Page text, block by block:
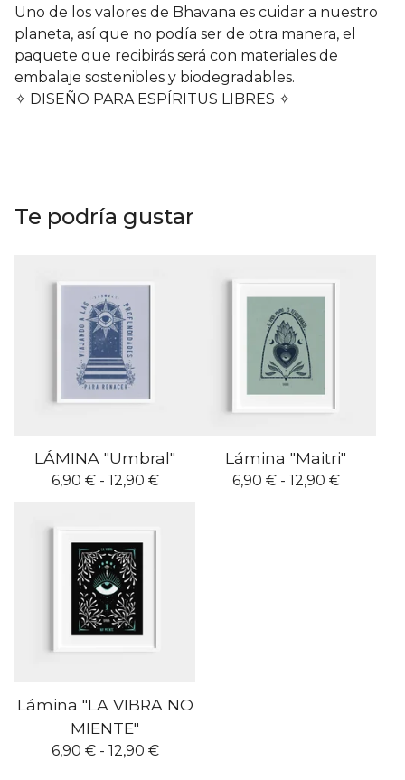
Uno de los valores de Bhavana es cuidar a nuestro
planeta, así que no podía ser de otra manera, el
paquete que recibirás será con materiales de
embalaje sostenibles y biodegradables.
✧ DISEÑO PARA ESPÍRITUS LIBRES ✧
Te podría gustar
LÁMINA "Umbral"
6,90 €- 12,90 €
Lámina "Maitri"
6,90 €- 12,90 €
Lámina "LA VIBRA NO
MIENTE"
6,90 €- 12,90 €